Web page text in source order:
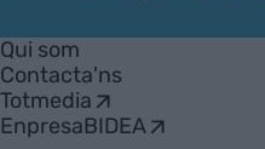
Empresa
Qui som
Contacta'ns
Totmedia
EnpresaBIDEA